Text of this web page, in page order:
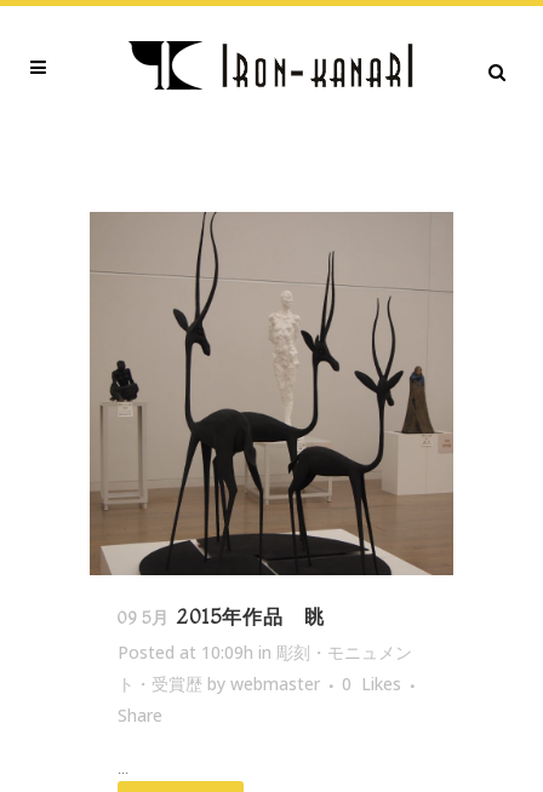
09 5月 2015年作品 眺
Posted at 10:09h in 彫刻・モニュメン
ト・受賞歴 by webmaster 0 Likes
Share
...